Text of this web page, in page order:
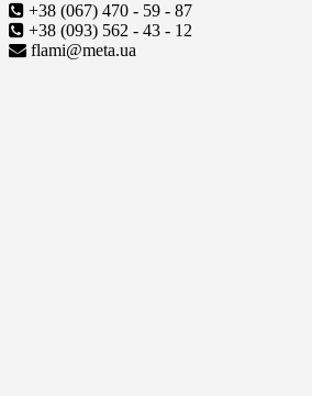
+38 (067) 470 - 59 - 87
+38 (093) 562 - 43 - 12
flami@meta.ua